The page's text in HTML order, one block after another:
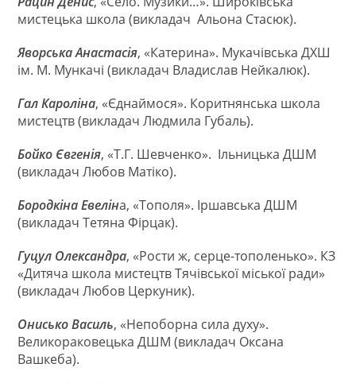
мистецька школа (викладач Альона Стасюк).
Яворська Анастасія, «Катерина». Мукачівська ДХШ
ім. М. Мункачі (викладач Владислав Нейкалюк).
Гал Кароліна, «Єднаймося». Коритнянська школа
мистецтв (викладач Людмила Губаль).
Бойко Євгенія, «Т.Г. Шевченко». Ільницька ДШМ
(викладач Любов Матіко).
Бородкіна Евеліна, «Тополя». Іршавська ДШМ
(викладач Тетяна Фірцак).
Гуцул Олександра, «Рости ж, серце-тополенько». КЗ
«Дитяча школа мистецтв Тячівської міської ради»
(викладач Любов Церкуник).
Онисько Василь, «Непоборна сила духу».
Великораковецька ДШМ (викладач Оксана
Вашкеба).